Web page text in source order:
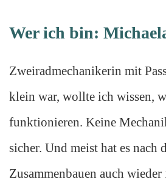
Wer ich bin:
Zweiradmechanikerin mit
klein war, wollte ich wissen,
funktionieren. Keine
sicher. Und meist hat es nach
Zusammenbauen auch